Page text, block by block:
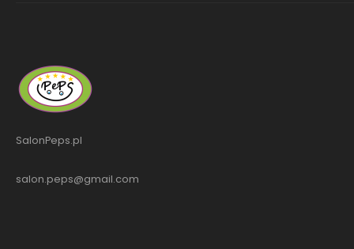
SalonPeps.pl
salon.peps@gmail.com